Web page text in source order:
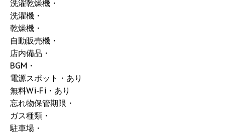
洗濯乾燥機・
洗濯機・
乾燥機・
自動販売機・
店内備品・
BGM・
電源スポット・あり
無料Wi-Fi・あり
忘れ物保管期限・
ガス種類・
駐車場・